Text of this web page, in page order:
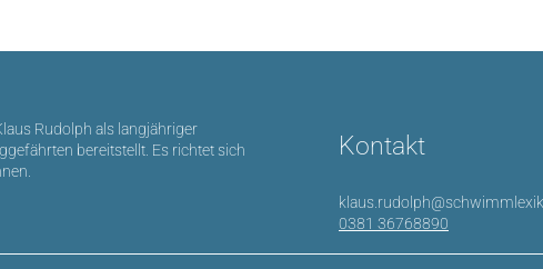
Rudolph als langjähriger
bereitstellt. Es richtet sich
Kontakt
0381 36768890